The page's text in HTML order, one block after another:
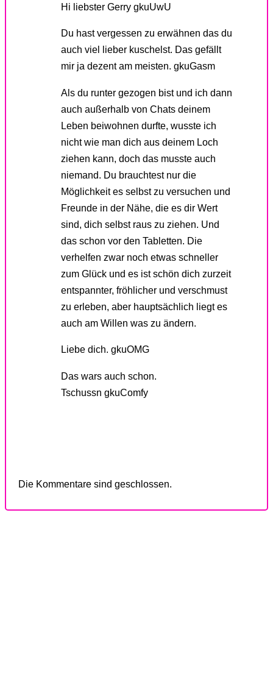
Hi liebster Gerry gkuUwU
Du hast vergessen zu erwähnen das du
auch viel lieber kuschelst. Das gefällt
mir ja dezent am meisten. gkuGasm
Als du runter gezogen bist und ich dann
auch außerhalb von Chats deinem
Leben beiwohnen durfte, wusste ich
nicht wie man dich aus deinem Loch
ziehen kann, doch das musste auch
niemand. Du brauchtest nur die
Möglichkeit es selbst zu versuchen und
Freunde in der Nähe, die es dir Wert
sind, dich selbst raus zu ziehen. Und
das schon vor den Tabletten. Die
verhelfen zwar noch etwas schneller
zum Glück und es ist schön dich zurzeit
entspannter, fröhlicher und verschmust
zu erleben, aber hauptsächlich liegt es
auch am Willen was zu ändern.
Liebe dich. gkuOMG
Das wars auch schon.
Tschussn gkuComfy
Die Kommentare sind geschlossen.